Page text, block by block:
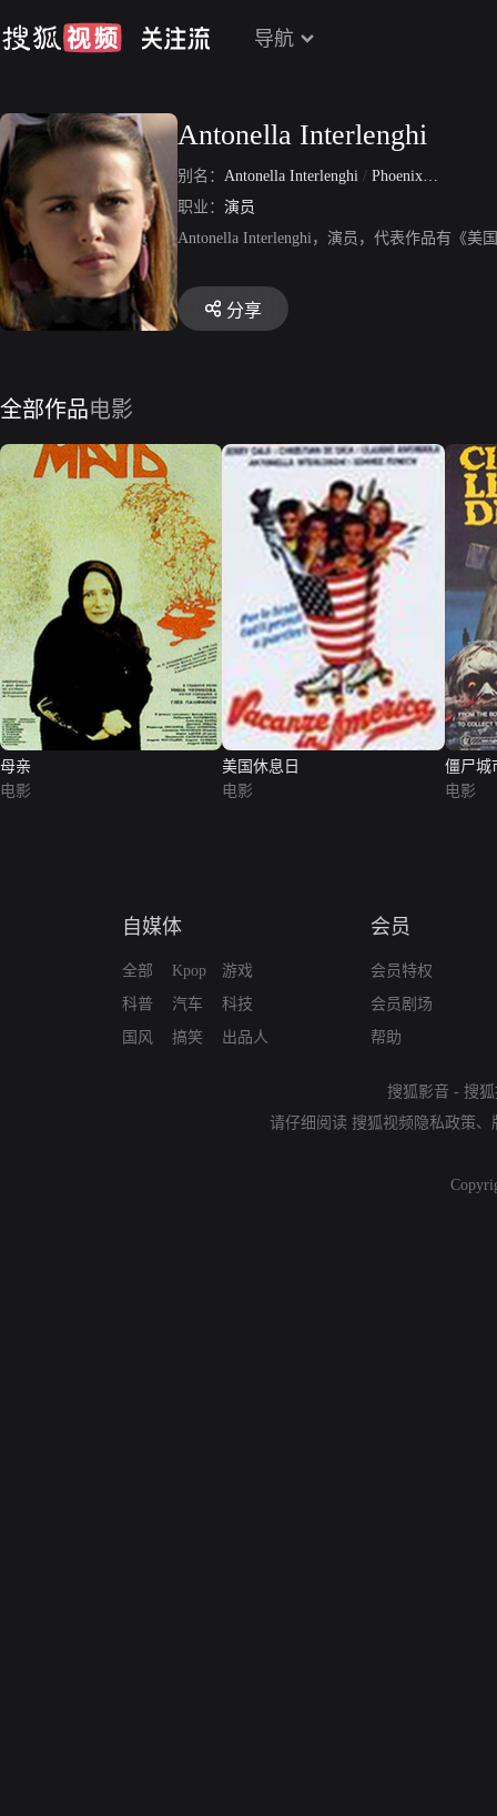
导航
Antonella Interlenghi
别名： Antonella Interlenghi / Phoenix Grant
职业： 演员
Antonella Interlenghi，演员，代表作品有《美
分享
全部作品电影
母亲
电影
美国休息日
电影
僵尸城
电影
自媒体
全部
科普
国风
Kpop
汽车
搞笑
游戏
科技
出品人
会员
会员特权
会员剧场
帮助
搜狐影音 - 搜
请仔细阅读 搜狐视频隐私政策、